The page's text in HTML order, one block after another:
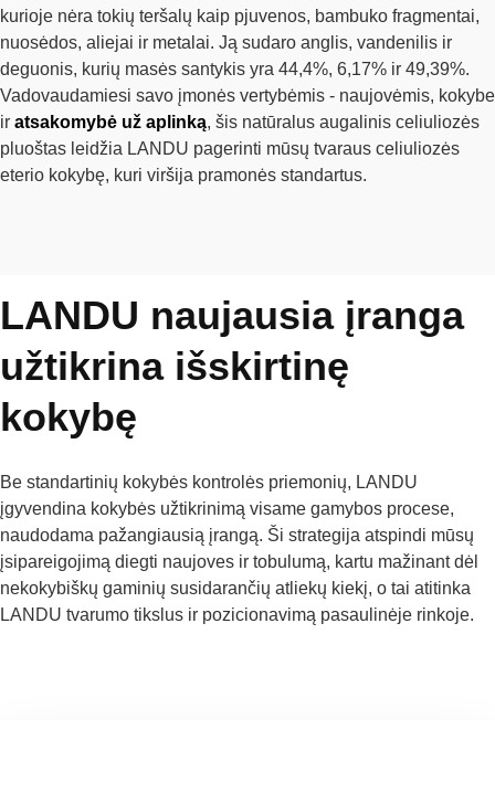
kurioje nėra tokių teršalų kaip pjuvenos, bambuko fragmentai,
nuosėdos, aliejai ir metalai. Ją sudaro anglis, vandenilis ir
deguonis, kurių masės santykis yra 44,4%, 6,17% ir 49,39%.
Vadovaudamiesi savo įmonės vertybėmis - naujovėmis, kokybe
ir atsakomybė už aplinką, šis natūralus augalinis celiuliozės
pluoštas leidžia LANDU pagerinti mūsų tvaraus celiuliozės
eterio kokybę, kuri viršija pramonės standartus.
LANDU naujausia įranga
užtikrina išskirtinę
kokybę
Be standartinių kokybės kontrolės priemonių, LANDU
įgyvendina kokybės užtikrinimą visame gamybos procese,
naudodama pažangiausią įrangą. Ši strategija atspindi mūsų
įsipareigojimą diegti naujoves ir tobulumą, kartu mažinant dėl
nekokybiškų gaminių susidarančių atliekų kiekį, o tai atitinka
LANDU tvarumo tikslus ir pozicionavimą pasaulinėje rinkoje.